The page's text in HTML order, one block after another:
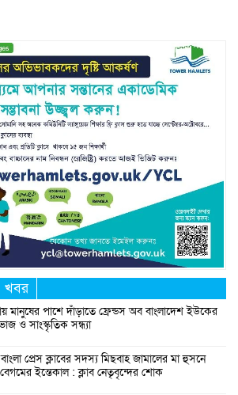
খবর
মানুষের পাশে দাঁড়াতে ফ্রেন্ডস অব বাংলাদেশ ইউকের
ও সাংস্কৃতিক সন্ধ্যা
প্রেস ক্লাবের সদস্য মিছবাহ জামালের মা হুসনে
ইন্তেকাল : ক্লাব নেতৃবৃন্দের শোক